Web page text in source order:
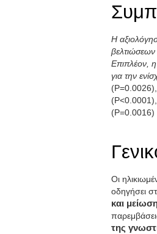
Η
βελτιώσεων
Επιπλέον,
για την
(P<0.0001),
(P=0.0016)
Οι
οδηγήσει
και
της